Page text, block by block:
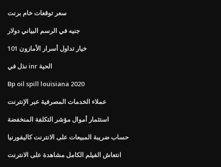
سعر توقعات خام برنت
جنيه في الرسم البياني دولار
101 خيار تداول أسرار الأمازون
نذل في inr الحية
Bp oil spill louisiana 2020
عملاء الخدمات المصرفية عبر الإنترنت
استثمار أموال مؤشر التكلفة المنخفضة
حساب ضريبة المبيعات على الانترنت كاليفورنيا
انتعاش الفيلم الكامل مشاهدة على الانترنت